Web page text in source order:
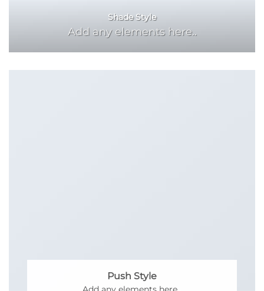
Shade Style
Add any elements here..
Push Style
Add any elements here..